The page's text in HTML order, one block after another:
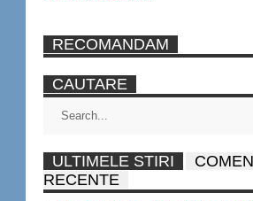
RECOMANDAM
CAUTARE
ULTIMELE STIRI
RECENTE